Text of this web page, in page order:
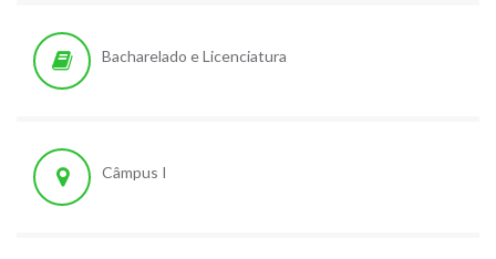
Bacharelado e Licenciatura
Câmpus I